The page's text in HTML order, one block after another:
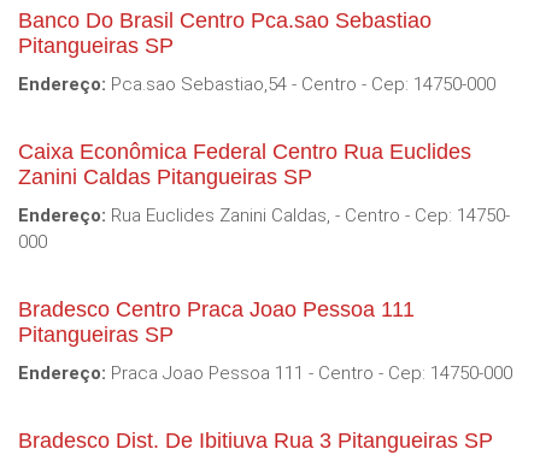
Banco Do Brasil Centro Pca.sao Sebastiao
Pitangueiras SP
Endereço: Pca.sao Sebastiao,54 - Centro - Cep: 14750-000
Caixa Econômica Federal Centro Rua Euclides
Zanini Caldas Pitangueiras SP
Endereço: Rua Euclides Zanini Caldas, - Centro - Cep: 14750-
000
Bradesco Centro Praca Joao Pessoa 111
Pitangueiras SP
Endereço: Praca Joao Pessoa 111 - Centro - Cep: 14750-000
Bradesco Dist. De Ibitiuva Rua 3 Pitangueiras SP